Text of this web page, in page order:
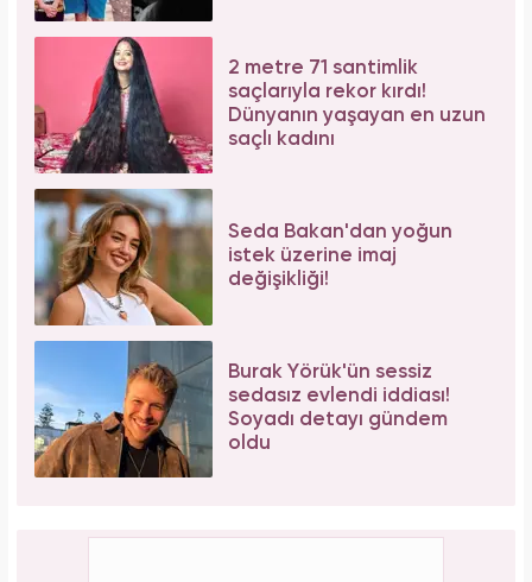
2 metre 71 santimlik
saçlarıyla rekor kırdı!
Dünyanın yaşayan en uzun
saçlı kadını
Seda Bakan'dan yoğun
istek üzerine imaj
değişikliği!
Burak Yörük'ün sessiz
sedasız evlendi iddiası!
Soyadı detayı gündem
oldu